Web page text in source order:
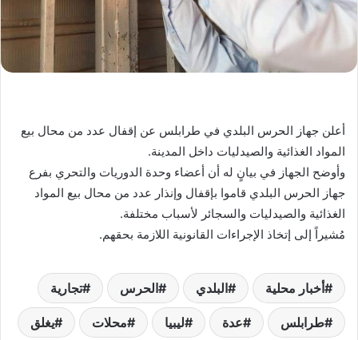
أعلن جهاز الحرس البلدي في طرابلس عن إقفال عدد من محال بيع
المواد الغذائية والصيدليات داخل المدينة.
وأوضح الجهاز في بيانٍ له أن أعضاء وحدة الدوريات والتحري بفرع
جهاز الحرس البلدي قاموا بإقفال وإنذار عدد من محال بيع المواد
الغذائية والصيدليات والسجائر لأسباب مختلفة.
مُشيراً إلى إتخاذ الإجراءات القانونية اللازمة بحقهم.
أخبار محلية البلدي الحرس تجارية
طرابلس عدة ليبيا محلات يغلق